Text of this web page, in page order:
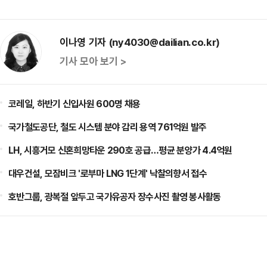
이나영 기자 (ny4030@dailian.co.kr)
기사 모아 보기 >
코레일, 하반기 신입사원 600명 채용
국가철도공단, 철도 시스템 분야 감리 용역 761억원 발주
LH, 시흥거모 신혼희망타운 290호 공급…평균 분양가 4.4억원
대우건설, 모잠비크 '로부마 LNG 1단계' 낙찰의향서 접수
호반그룹, 광복절 앞두고 국가유공자 장수사진 촬영 봉사활동